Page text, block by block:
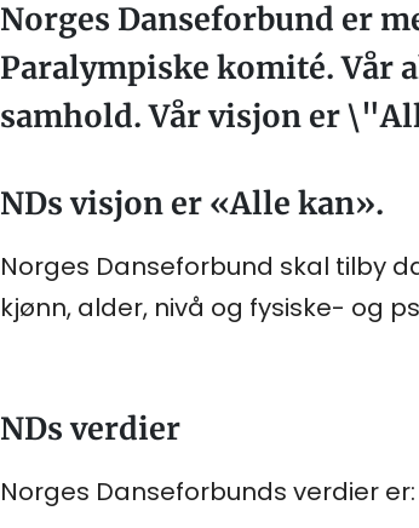
Norges Danseforbund er
Paralympiske komité. Vår
samhold. Vår visjon er
NDs visjon er «Alle kan».
Norges Danseforbund skal tilby
kjønn, alder, nivå og fysiske- og
NDs verdier
Norges Danseforbunds verdier er: